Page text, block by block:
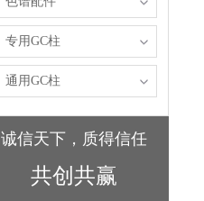
专用GC柱
通用GC柱
诚信天下，质得信任
共创共赢